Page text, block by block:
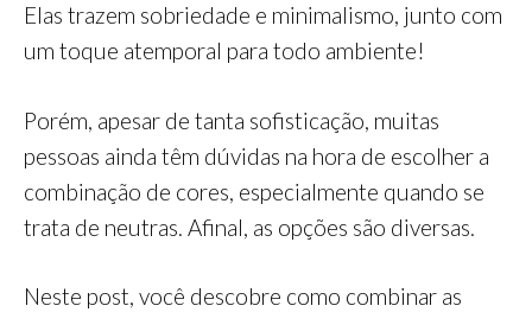
Elas trazem sobriedade e minimalismo, junto com
um toque atemporal para todo ambiente!
Porém, apesar de tanta sofisticação, muitas
pessoas ainda têm dúvidas na hora de escolher a
combinação de cores, especialmente quando se
trata de neutras. Afinal, as opções são diversas.
Neste post, você descobre como combinar as